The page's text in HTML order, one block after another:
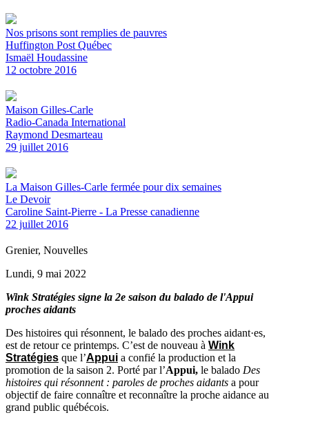
Nos prisons sont remplies de pauvres
Huffington Post Québec
Ismaël Houdassine
12 octobre 2016
Maison Gilles-Carle
Radio-Canada International
Raymond Desmarteau
29 juillet 2016
La Maison Gilles-Carle fermée pour dix semaines
Le Devoir
Caroline Saint-Pierre - La Presse canadienne
22 juillet 2016
Grenier, Nouvelles
Lundi, 9 mai 2022
Wink Stratégies signe la 2e saison du balado de l'Appui
proches aidants
Des histoires qui résonnent, le balado des proches aidant·es,
est de retour ce printemps. C’est de nouveau à Wink
Stratégies que l’Appui a confié la production et la
promotion de la saison 2. Porté par l’Appui, le balado Des
histoires qui résonnent : paroles de proches aidants a pour
objectif de faire connaître et reconnaître la proche aidance au
grand public québécois.